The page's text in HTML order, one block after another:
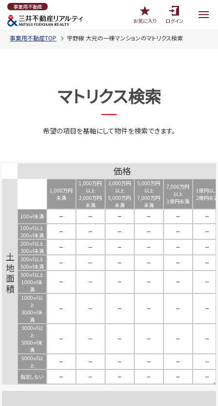
事業用不動産
お気に入り
ログイン
事業用不動産TOP 宇野線 大元の一棟マンションのマトリクス検索
マトリクス検索
希望の項目を基軸にして物件を検索できます。
価格
土地面積
1,000万円
未満
1,000万円
以上
3,000万円
未満
3,000万円
以上
5,000万円
未満
5,000万円
以上
7,000万円
未満
7,000万円
以上
1億円未満
1億円以上
2億円未満
100㎡未満 － － － － －
－
100㎡以上
200㎡未満
－ － － － －
－
200㎡以上
300㎡未満
－ － － － －
－
300㎡以上
500㎡未満
－ － － － －
－
500㎡以上
1000㎡未
満
－ － － － － －
1000㎡以
上
3000㎡未
満
－ － － － － －
3000㎡以
上
5000㎡未
満
－ － － － － －
5000㎡以
上
－ － － － － －
指定しない － － － － － －